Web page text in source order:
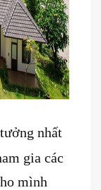
nhất
gia các
mình